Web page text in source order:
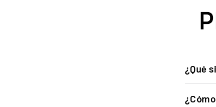
ESPECIFICACIONES DE LA BASE
¿Qué